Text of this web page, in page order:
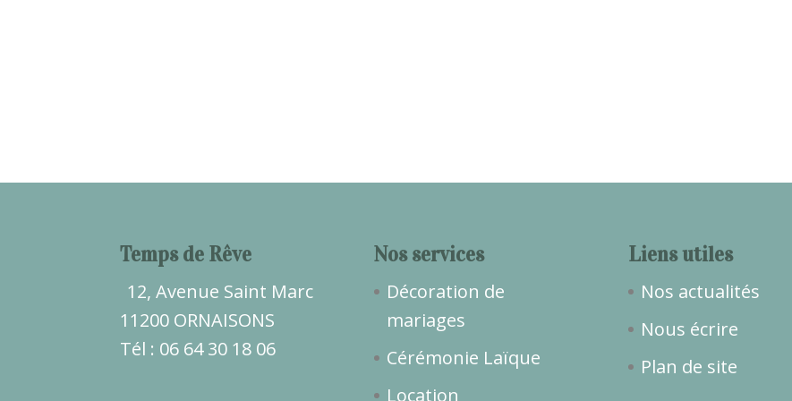
Temps de Rêve
12, Avenue Saint Marc
11200 ORNAISONS
Tél : 06 64 30 18 06
Nos services
Décoration de
mariages
Cérémonie Laïque
Location
Liens utiles
Nos actualités
Nous écrire
Plan de site